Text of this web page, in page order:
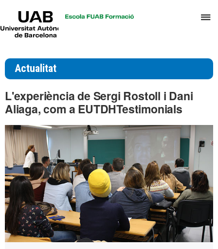
el
Universitat
Actualitat
L'experiència de Sergi Rostoll i Dani
Aliaga, com a EUTDHTestimonials